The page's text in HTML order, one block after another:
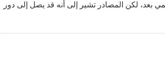
بعد، لكن المصادر تشير إلى أنه قد يصل إلى دور